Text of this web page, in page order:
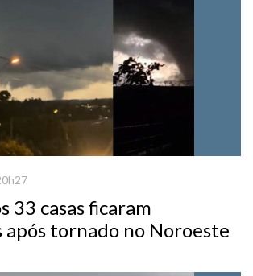
33 casas ficaram
após tornado no Noroeste